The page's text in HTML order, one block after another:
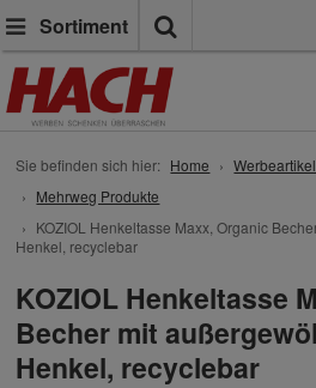
Sortiment
Sie befinden sich hier: Home Werbeartikel
Mehrweg Produkte
KOZIOL Henkeltasse Maxx, Organic
Henkel, recyclebar
KOZIOL Henkeltasse
Becher mit
Henkel, recyclebar